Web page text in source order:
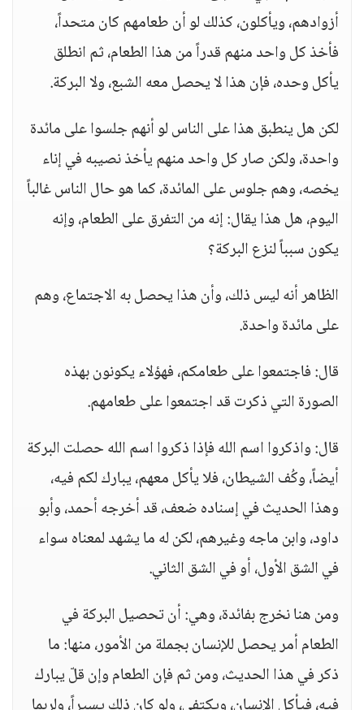
أزوادهم، ويأكلون، كذلك لو أن طعامهم كان متحداً،
فأخذ كل واحد منهم قدراً من هذا الطعام، ثم انطلق
يأكل وحده، فإن هذا لا يحصل معه الشبع، ولا البركة.
لكن هل ينطبق هذا على الناس لو أنهم جلسوا على مائدة
واحدة، ولكن صار كل واحد منهم يأخذ نصيبه في إناء
يخصه، وهم جلوس على المائدة، كما هو حال الناس غالباً
اليوم، هل هذا يقال: إنه من التفرق على الطعام، وإنه
يكون سبباً لنزع البركة؟
الظاهر أنه ليس ذلك، وأن هذا يحصل به الاجتماع، وهم
على مائدة واحدة.
قال: فاجتمعوا على طعامكم، فهؤلاء يكونون بهذه
الصورة التي ذكرت قد اجتمعوا على طعامهم.
قال: واذكروا اسم الله فإذا ذكروا اسم الله حصلت البركة
أيضاً، وكُف الشيطان، فلا يأكل معهم، يبارك لكم فيه،
وهذا الحديث في إسناده ضعف، قد أخرجه أحمد، وأبو
داود، وابن ماجه وغيرهم، لكن له ما يشهد لمعناه سواء
في الشق الأول، أو في الشق الثاني.
ومن هنا نخرج بفائدة، وهي: أن تحصيل البركة في
الطعام أمر يحصل للإنسان بجملة من الأمور، منها: ما
ذكر في هذا الحديث، ومن ثم فإن الطعام وإن قلّ يبارك